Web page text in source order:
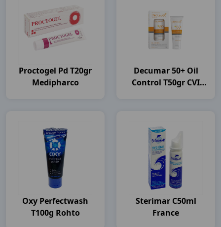
Proctogel Pd T20gr
Medipharco
Decumar 50+ Oil
Control T50gr CVI
Oxy Perfectwash
T100g Rohto
Sterimar C50ml
France